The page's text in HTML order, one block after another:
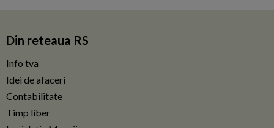
Din reteaua RS
Info tva
Idei de afaceri
Contabilitate
Timp liber